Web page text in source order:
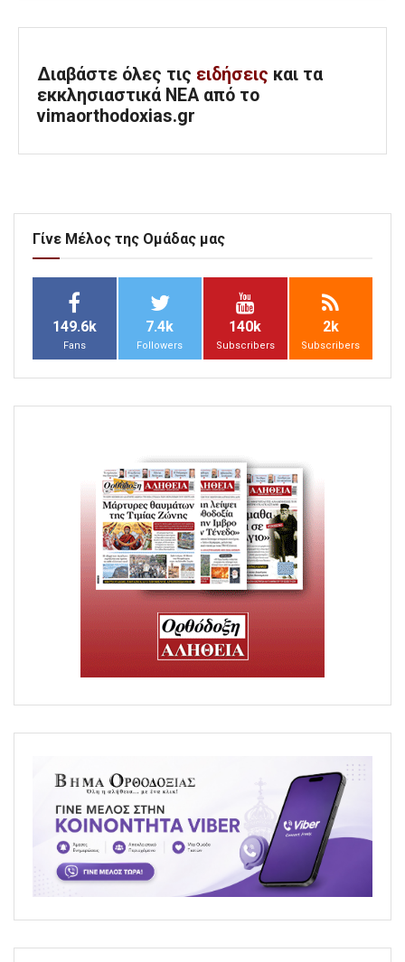
Διαβάστε όλες τις ειδήσεις και τα
εκκλησιαστικά ΝΕΑ από το
vimaorthodoxias.gr
Γίνε Μέλος της Ομάδας μας
149.6k
Fans
7.4k
Followers
140k
Subscribers
2k
Subscribers